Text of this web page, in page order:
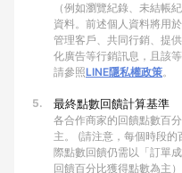
（例如瀏覽紀錄、未結帳
資料。前述個人資料將用
管理客戶、共同行銷、提
化廣告等行銷訊息，且該
請參照LINE隱私權政策。
5. 最終點數回饋計算基準
各合作商家的回饋點數百
主。 (請注意，每個時段
際點數回饋仍需以「訂單
回饋百分比獲得點數為主）